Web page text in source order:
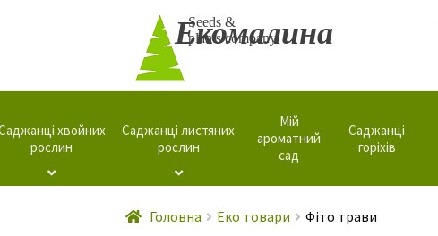
Перейти
навігації
Перейти
вмісту
Екомалина
Seeds &
plants company
хвойних
рослин
Саджанці листяних
рослин
Мій
ароматний
сад
Саджанці
горіхів
Головна Еко товари Фіто трави